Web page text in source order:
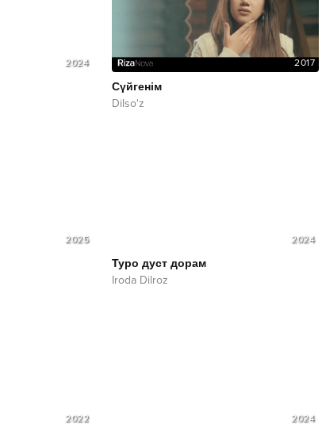
2024 2017
Сүйгенім
Dilso'z
2025 2024
Туро дуст дорам
Iroda Dilroz
2022 2024